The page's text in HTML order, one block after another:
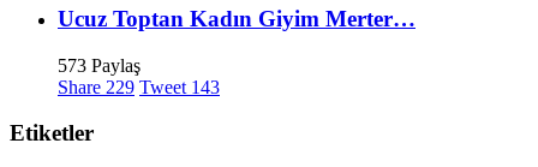
Ucuz Toptan Kadın Giyim Merter…
573 Paylaş
Share 229 Tweet 143
Etiketler